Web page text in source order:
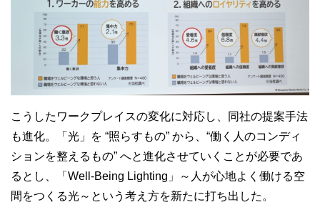
こうしたワークプレイスの変化に対応し、同社の提案手法
も進化。「光」を “照らすもの” から、“働く人のコンディ
ションを整えるもの” へと進化させていくことが必要であ
るとし、「 Well-Being Lighting 」～人が心地よく働ける空
間をつくる光～という考え方を新たに打ち出した。